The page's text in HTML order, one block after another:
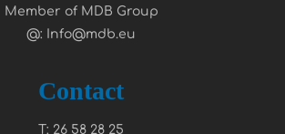
Member of MDB Group
@: Info@mdb.eu
Contact
T: 26 58 28 25